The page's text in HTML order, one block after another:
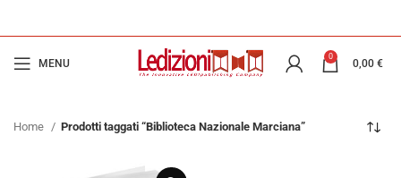
MENU
0
0,00 €
Home Prodotti taggati “Biblioteca Nazionale Marciana”